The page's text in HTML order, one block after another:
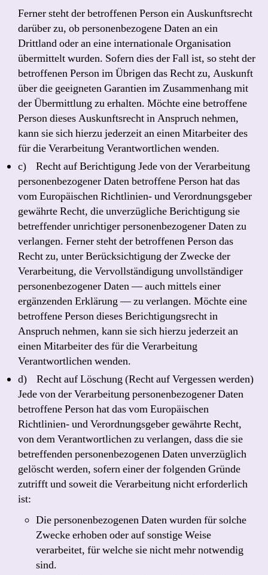
Ferner steht der betroffenen Person ein Auskunftsrecht
darüber zu, ob personenbezogene Daten an ein
Drittland oder an eine internationale Organisation
übermittelt wurden. Sofern dies der Fall ist, so steht der
betroffenen Person im Übrigen das Recht zu, Auskunft
über die geeigneten Garantien im Zusammenhang mit
der Übermittlung zu erhalten. Möchte eine betroffene
Person dieses Auskunftsrecht in Anspruch nehmen,
kann sie sich hierzu jederzeit an einen Mitarbeiter des
für die Verarbeitung Verantwortlichen wenden.
c) Recht auf Berichtigung Jede von der Verarbeitung
personenbezogener Daten betroffene Person hat das
vom Europäischen Richtlinien- und Verordnungsgeber
gewährte Recht, die unverzügliche Berichtigung sie
betreffender unrichtiger personenbezogener Daten zu
verlangen. Ferner steht der betroffenen Person das
Recht zu, unter Berücksichtigung der Zwecke der
Verarbeitung, die Vervollständigung unvollständiger
personenbezogener Daten — auch mittels einer
ergänzenden Erklärung — zu verlangen. Möchte eine
betroffene Person dieses Berichtigungsrecht in
Anspruch nehmen, kann sie sich hierzu jederzeit an
einen Mitarbeiter des für die Verarbeitung
Verantwortlichen wenden.
d) Recht auf Löschung (Recht auf Vergessen werden)
Jede von der Verarbeitung personenbezogener Daten
betroffene Person hat das vom Europäischen
Richtlinien- und Verordnungsgeber gewährte Recht,
von dem Verantwortlichen zu verlangen, dass die sie
betreffenden personenbezogenen Daten unverzüglich
gelöscht werden, sofern einer der folgenden Gründe
zutrifft und soweit die Verarbeitung nicht erforderlich
ist:
Die personenbezogenen Daten wurden für solche
Zwecke erhoben oder auf sonstige Weise
verarbeitet, für welche sie nicht mehr notwendig
sind.